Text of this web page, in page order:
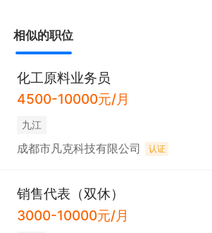
相似的职位
化工原料业务员
4500-10000元/月
九江
成都市凡克科技有限公司 认证
销售代表（双休）
3000-10000元/月